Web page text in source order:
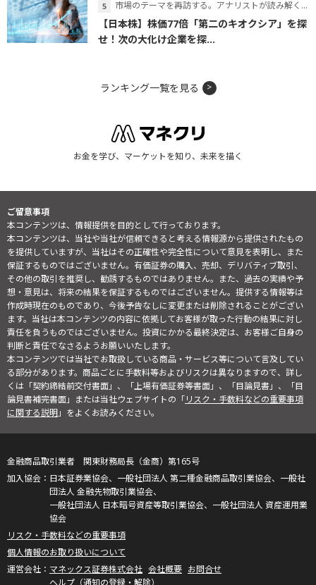
市場のテーマを再訪する。アナリストが読み解くテーマの本質
【日本株】株価77倍「第二のキオクシア」を探
せ！次の大化け企業を探...
ランキング一覧を見る
お金を学び、マーケットを知り、未来を描く
ご留意事項
本コンテンツは、情報提供を目的として行っております。
本コンテンツは、当社や当社が信頼できると考える情報源から提供されたもの
を提供していますが、当社はその正確性や完全性について意見を表明し、また
保証するものではございません。有価証券の購入、売却、デリバティブ取引、
その他の取引を推奨し、勧誘するものではありません。また、過去の実績や予
想・意見は、将来の結果を保証するものではございません。提供する情報等は
作成時現在のものであり、今後予告なしに変更または削除されることがござい
ます。当社は本コンテンツの内容に依拠してお客様が取った行動の結果に対し
責任を負うものではございません。投資にかかる最終決定は、お客様ご自身の
判断と責任でなさるようお願いいたします。
本コンテンツでは当社でお取扱している商品・サービス等について言及してい
る部分があります。商品ごとに手数料等およびリスクは異なりますので、詳し
くは「契約締結前交付書面」、「上場有価証券等書面」、「目論見書」、「目
論見書補完書面」または当社ウェブサイトの「リスク・手数料などの重要事項
に関する説明」をよくお読みください。
金融商品取引業者 関東財務局長（金商）第165号
日本証券業協会、一般社団法人 第二種金融商品取引業協会、一般社
団法人 金融先物取引業協会、
一般社団法人 日本暗号資産等取引業協会、一般社団法人 資産運用業
協会
リスク・手数料などの重要事項
個人情報のお取り扱いについて
マネックス証券株式会社 会社概要 お問合せ
ヘルプ（通知の登録・解除）